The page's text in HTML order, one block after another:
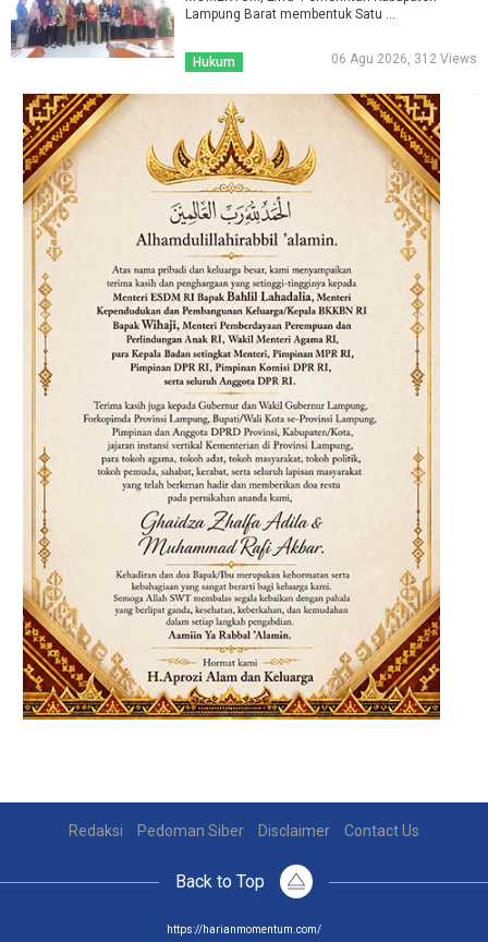
Lampung Barat membentuk Satu ...
Hukum 06 Agu 2026, 312 Views
Redaksi Pedoman Siber Disclaimer Contact Us
Back to Top
https://harianmomentum.com/